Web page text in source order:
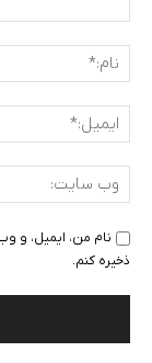
نام من، ایمیل، و
ذخیره کنم.